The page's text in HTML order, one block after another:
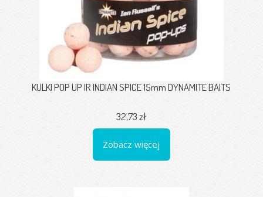
KULKI POP UP IR INDIAN SPICE 15mm DYNAMITE BAITS
32,73 zł
Zobacz więcej